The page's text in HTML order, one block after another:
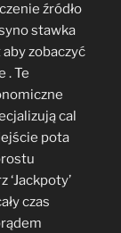
źródło
stawka
zobaczyć
. Te
cal
pota
czas